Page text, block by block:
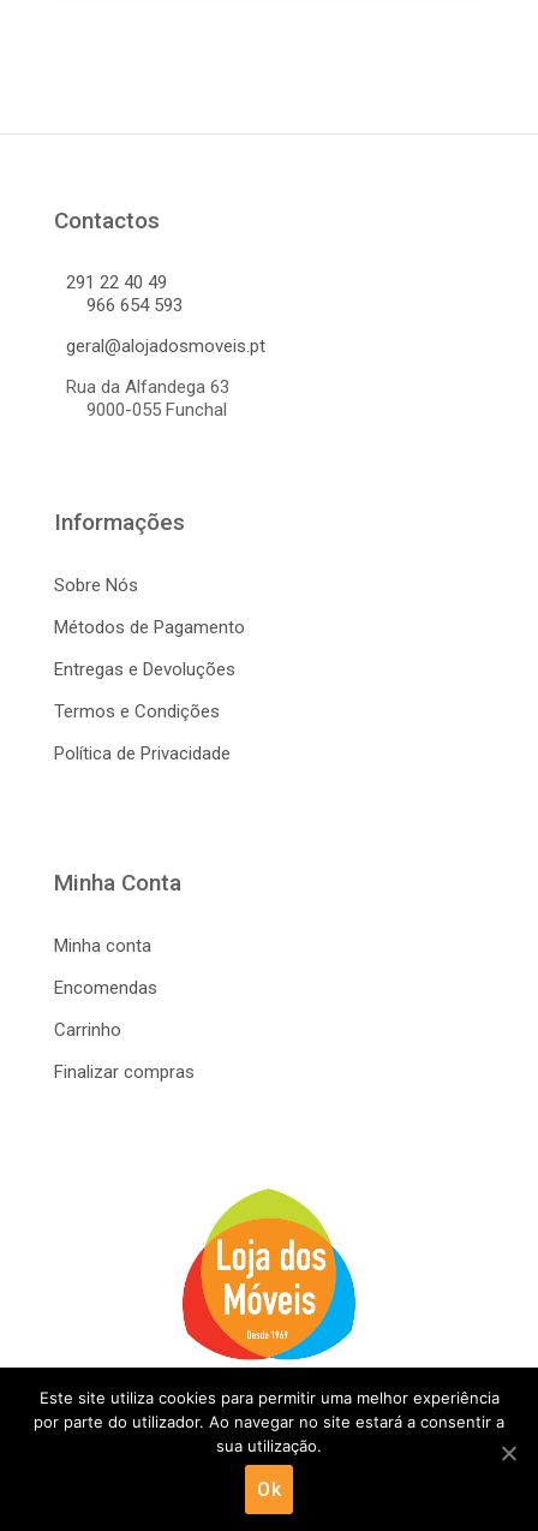
Contactos
291 22 40 49
966 654 593
geral@alojadosmoveis.pt
Rua da Alfandega 63
9000-055 Funchal
Informações
Sobre Nós
Métodos de Pagamento
Entregas e Devoluções
Termos e Condições
Política de Privacidade
Minha Conta
Minha conta
Encomendas
Carrinho
Finalizar compras
Desenvolvido por IOL Negócios
Móveis. Todos os direitos reservados.
Este site utiliza cookies para permitir uma melhor experiência
por parte do utilizador. Ao navegar no site estará a consentir a
sua utilização.
Ok